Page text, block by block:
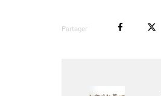
Partager